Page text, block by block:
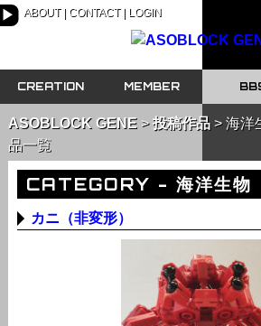
ABOUT CONTACT LOGIN
CREATION MEMBER
ASOBLOCK GENE 投稿作品
海洋
品一覧
▶
CATEGORY - 海洋生物
カニ（非変形）